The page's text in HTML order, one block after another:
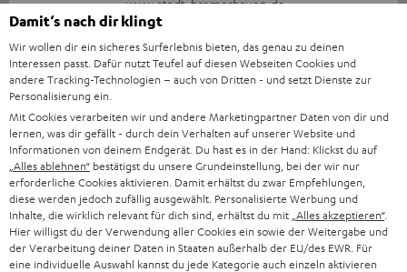
www.stadt-bremerhaven.de
Mehr...
„Der Klang ist einfach großartig…“
www.appgefahren.de
21.10.2020
Damit‘s nach dir klingt
Wir wollen dir ein sicheres Surferlebnis bieten, das genau zu deinen
Interessen passt. Dafür nutzt Teufel auf diesen Webseiten Cookies und
andere Tracking-Technologien – auch von Dritten - und setzt Dienste zur
Personalisierung ein.
Mit Cookies verarbeiten wir und andere Marketingpartner Daten von dir und
lernen, was dir gefällt - durch dein Verhalten auf unserer Website und
Informationen von deinem Endgerät. Du hast es in der Hand: Klickst du auf
„Alles ablehnen“ bestätigst du unsere Grundeinstellung, bei der wir nur
erforderliche Cookies aktivieren. Damit erhältst du zwar Empfehlungen,
diese werden jedoch zufällig ausgewählt. Personalisierte Werbung und
Inhalte, die wirklich relevant für dich sind, erhältst du mit „Alles akzeptieren“.
Hier willigst du der Verwendung aller Cookies ein sowie der Weitergabe und
der Verarbeitung deiner Daten in Staaten außerhalb der EU/des EWR. Für
eine individuelle Auswahl kannst du jede Kategorie auch einzeln aktivieren